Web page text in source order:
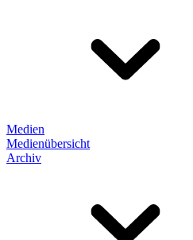
Medien
Medienübersicht
Archiv